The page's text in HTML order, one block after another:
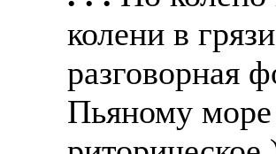
колени в
разговорная
Пьяному море